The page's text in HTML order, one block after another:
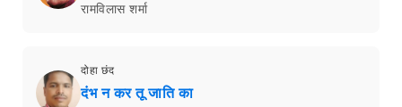
रामविलास शर्मा
दोहा छंद
दंभ न कर तू जाति का